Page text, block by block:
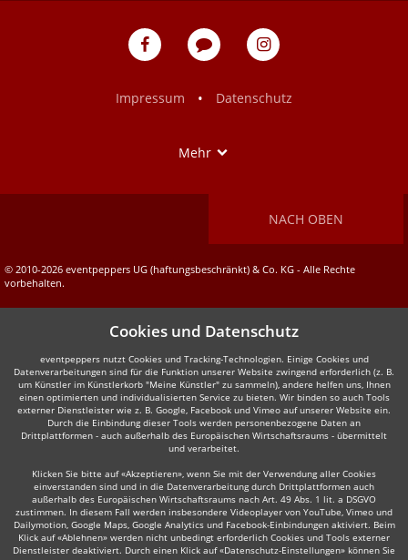
eventpeppers
Blog
eventpeppers
Impressum
• Datenschutz
Mehr
NACH OBEN
© 2010-2026 eventpeppers UG (haftungsbeschränkt) & Co. KG - Alle Rechte
vorbehalten.
Cookies und Datenschutz
eventpeppers nutzt Cookies und Tracking-Technologien. Einige Cookies und
Datenverarbeitungen sind für die Funktion unserer Website zwingend erforderlich (z. B.
um Künstler im Künstlerkorb "Meine Künstler" zu sammeln), andere helfen uns, Ihnen
einen optimierten und individualisierten Service zu bieten. Wir binden so auch Tools
externer Dienstleister wie z. B. Google, Facebook und Vimeo auf unserer Website ein.
Durch die Einbindung dieser Tools werden personenbezogene Daten an
Drittplattformen - auch außerhalb des Europäischen Wirtschaftsraums - übermittelt
und verarbeitet.
Klicken Sie bitte auf «Akzeptieren», wenn Sie mit der Verwendung aller Cookies
einverstanden sind und in die Datenverarbeitung durch Drittplattformen auch
außerhalb des Europäischen Wirtschaftsraums nach Art. 49 Abs. 1 lit. a DSGVO
zustimmen. In diesem Fall werden insbesondere Videoplayer von YouTube, Vimeo und
Dailymotion, Google Maps, Google Analytics und Facebook-Einbindungen aktiviert. Beim
Klick auf «Ablehnen» werden nicht unbedingt erforderlich Cookies und Tools externer
Dienstleister deaktiviert. Durch einen Klick auf «Datenschutz-Einstellungen» können Sie